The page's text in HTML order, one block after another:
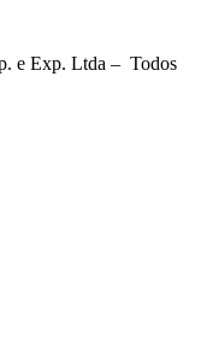
e Exp. Ltda – Todos